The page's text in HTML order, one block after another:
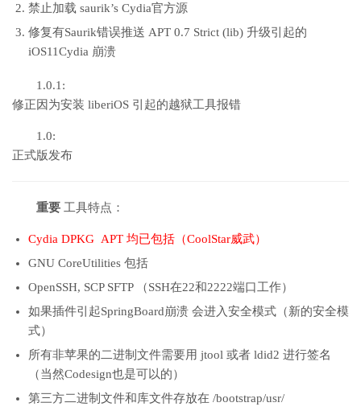
禁止加载 saurik’s Cydia官方源
修复有Saurik错误推送 APT 0.7 Strict (lib) 升级引起的
iOS11Cydia 崩溃
1.0.1:
修正因为安装 liberiOS 引起的越狱工具报错
1.0:
正式版发布
重要 工具特点：
Cydia DPKG APT 均已包括（CoolStar威武）
GNU CoreUtilities 包括
OpenSSH, SCP SFTP （SSH在22和2222端口工作）
如果插件引起SpringBoard崩溃 会进入安全模式（新的安全模
式）
所有非苹果的二进制文件需要用 jtool 或者 ldid2 进行签名
（当然Codesign也是可以的）
第三方二进制文件和库文件存放在 /bootstrap/usr/